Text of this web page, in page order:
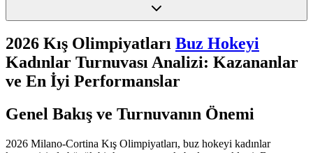
2026 Kış Olimpiyatları Buz Hokeyi
Kadınlar Turnuvası Analizi: Kazananlar
ve En İyi Performanslar
Genel Bakış ve Turnuvanın Önemi
2026 Milano-Cortina Kış Olimpiyatları, buz hokeyi kadınlar